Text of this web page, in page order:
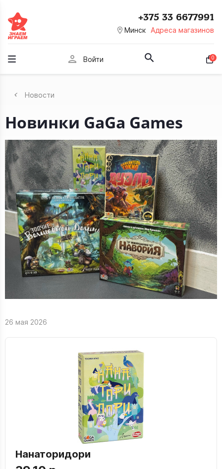
room Минск Адреса магазинов
+375 33 6677991
person Войти 0
Новости
Новинки GaGa Games
26 мая 2026
Нанаторидори